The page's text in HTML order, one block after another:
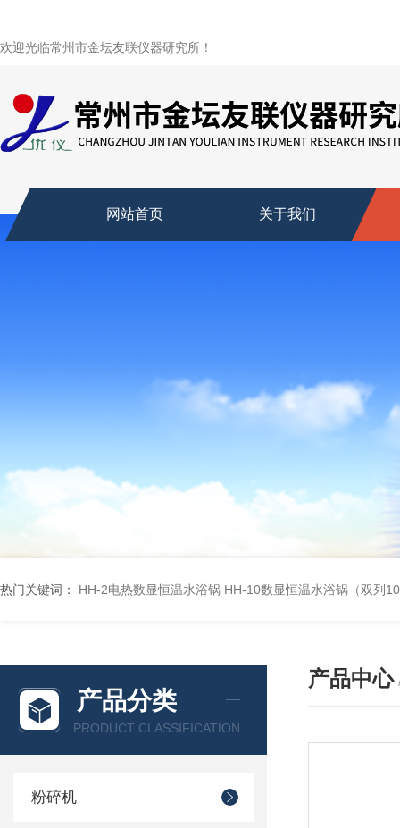
欢迎光临常州市金坛友联仪器研究所！
网站首页 关于我们
热门关键词： HH-2电热数显恒温水浴锅 HH-10数显恒温水浴锅（双列
产品分类
PRODUCT CLASSIFICATION
粉碎机
产品中心